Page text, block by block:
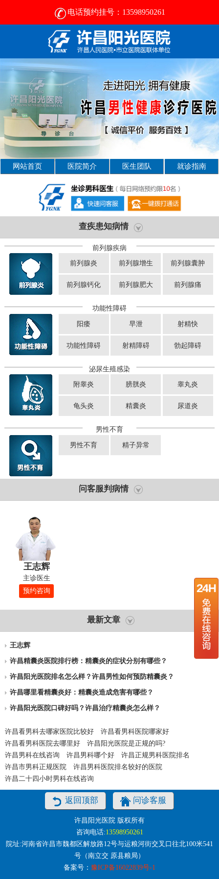
电话预约挂号：13598950261
许昌比较好的男性医院-2024正规男科医院排名-许昌阳光医院
网站首页 医院简介 医生团队 就诊指南
查疾患知病情
前列腺疾病
前列腺炎 前列腺增生 前列腺囊肿
前列腺钙化 前列腺肥大 前列腺痛
功能性障碍
阳痿 早泄 射精快
功能性障碍 射精障碍 勃起障碍
泌尿生殖感染
附睾炎 膀胱炎 睾丸炎
龟头炎 精囊炎 尿道炎
男性不育
男性不育 精子异常
问客服判病情
王志辉
主诊医生
预约咨询
最新文章
王志辉
许昌精囊炎医院排行榜：精囊炎的症状分别有哪些？
许昌阳光医院排名怎么样？许昌男性如何预防精囊炎？
许昌哪里看精囊炎好：精囊炎造成危害有哪些？
许昌阳光医院口碑好吗？许昌治疗精囊炎怎么样？
许昌看男科去哪家医院比较好
许昌看男科医院哪家好
许昌看男科医院去哪里好
许昌阳光医院是正规的吗?
许昌男科在线咨询
许昌男科哪个好
许昌正规男科医院排名
许昌市男科正规医院
许昌男科医院排名较好的医院
许昌二十四小时男科在线咨询
返回顶部 问诊客服
许昌阳光医院 版权所有
咨询电话:13598950261
院址:河南省许昌市魏都区解放路12号与运粮河街交叉口往北100米541
号（南立交 原县粮局）
备案号： 豫ICP备16022839号-1